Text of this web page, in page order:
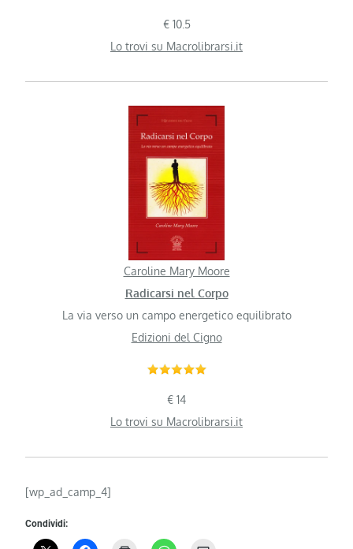
€ 10.5
Lo trovi su Macrolibrarsi.it
Caroline Mary Moore
Radicarsi nel Corpo
La via verso un campo energetico equilibrato
Edizioni del Cigno
€ 14
Lo trovi su Macrolibrarsi.it
[wp_ad_camp_4]
Condividi: